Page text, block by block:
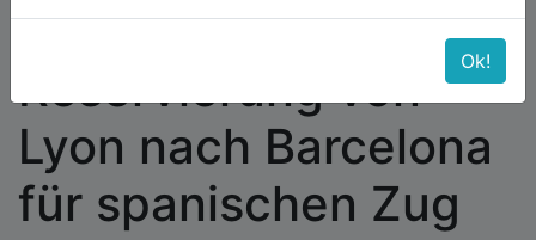
spanischen Zug
Reservierung von
Lyon nach Barcelona
für spanischen Zug
Ok!